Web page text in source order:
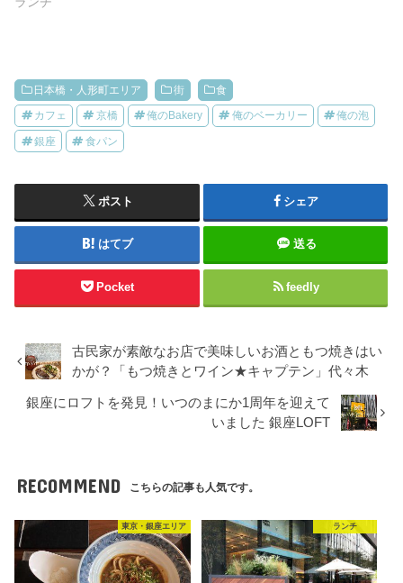
日本橋・人形町エリア 街 食
カフェ 京橋 俺のBakery 俺のベーカリー 俺の泡
銀座 食パン
ポスト シェア
はてブ 送る
Pocket feedly
古民家が素敵なお店で美味しいお酒ともつ焼きはい
かが？「もつ焼きとワイン★キャプテン」代々木
銀座にロフトを発見！いつのまにか1周年を迎えて
いました 銀座LOFT
RECOMMEND こちらの記事も人気です。
東京・銀座エリア ランチ